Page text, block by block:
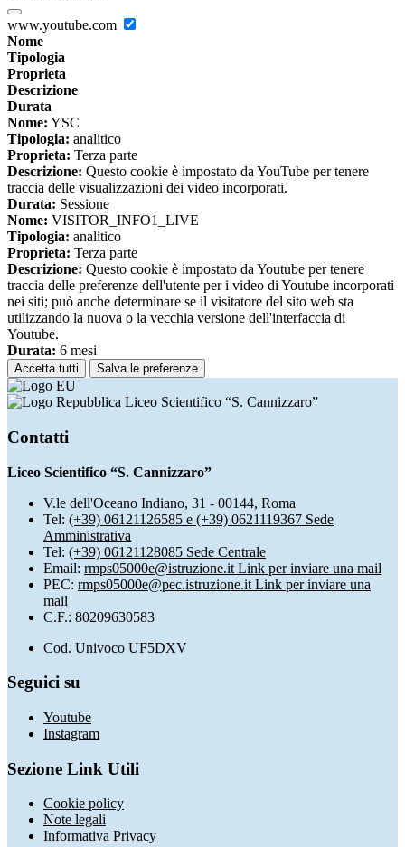
www.youtube.com
Nome
Tipologia
Proprieta
Descrizione
Durata
Nome: YSC
Tipologia: analitico
Proprieta: Terza parte
Descrizione: Questo cookie è impostato da YouTube per tenere
traccia delle visualizzazioni dei video incorporati.
Durata: Sessione
Nome: VISITOR_INFO1_LIVE
Tipologia: analitico
Proprieta: Terza parte
Descrizione: Questo cookie è impostato da Youtube per tenere
traccia delle preferenze dell'utente per i video di Youtube incorporati
nei siti; può anche determinare se il visitatore del sito web sta
utilizzando la nuova o la vecchia versione dell'interfaccia di
Youtube.
Durata: 6 mesi
Accetta tutti Salva le preferenze
Liceo Scientifico “S. Cannizzaro”
Contatti
Liceo Scientifico “S. Cannizzaro”
V.le dell'Oceano Indiano, 31 - 00144, Roma
Tel: (+39) 06121126585 e (+39) 0621119367 Sede
Amministrativa
Tel: (+39) 06121128085 Sede Centrale
Email: rmps05000e@istruzione.it Link per inviare una mail
PEC: rmps05000e@pec.istruzione.it Link per inviare una
mail
C.F.: 80209630583
Cod. Univoco UF5DXV
Seguici su
Youtube
Instagram
Sezione Link Utili
Cookie policy
Note legali
Informativa Privacy